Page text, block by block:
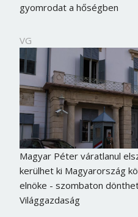
gyomrodat a hőségben
VG
Magyar Péter váratlanul
kerülhet ki Magyarország
elnöke - szombaton
Világgazdaság